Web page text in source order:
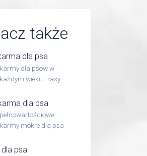
także
dla psa
karmy dla psów w
każdym wieku i rasy
dla psa
pełnowartościowe
karmy mokre dla psa
psa